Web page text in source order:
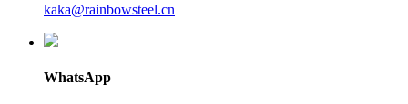
kaka@rainbowsteel.cn
WhatsApp